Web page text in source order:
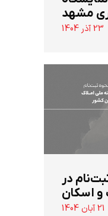
مشهد
23 آذر 1404
در
و اسکان
21 آبان 1404